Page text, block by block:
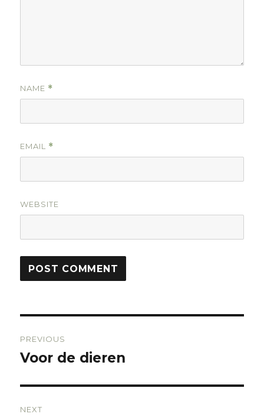
NAME *
EMAIL *
WEBSITE
navigation
PREVIOUS
Previous
Voor de dieren
NEXT